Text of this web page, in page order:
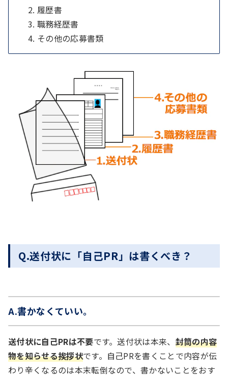
履歴書
職務経歴書
その他の応募書類
Q.送付状に「自己PR」は書くべき？
A.書かなくていい。
送付状に自己PRは不要です。送付状は本来、 封筒の内容
物を知らせる挨拶状です。自己PRを書くことで内容が伝
わり辛くなるのは本末転倒なので、書かないことをおす